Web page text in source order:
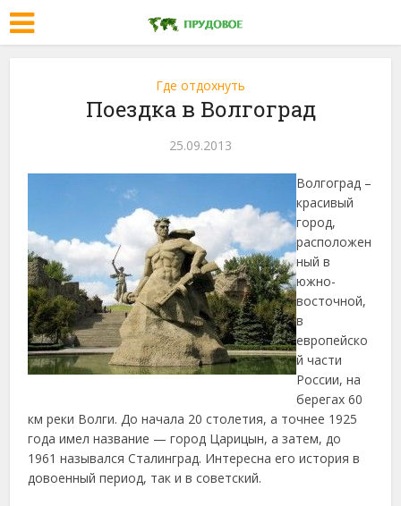
Где отдохнуть
Поездка в Волгоград
25.09.2013
Волгоград –
красивый
город,
расположен
ный в
южно-
восточной,
в
европейско
й части
России, на
берегах 60
км реки Волги. До начала 20 столетия, а точнее 1925
года имелназвание — город Царицын, а затем, до
1961 назывался Сталинград. Интересна его история в
довоенный период, так и в советский.